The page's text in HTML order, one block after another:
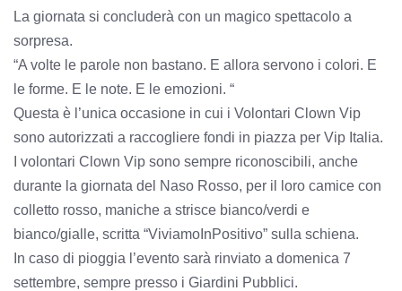
La giornata si concluderà con un magico spettacolo a
sorpresa.
“A volte le parole non bastano. E allora servono i colori. E
le forme. E le note. E le emozioni. “
Questa è l’unica occasione in cui i Volontari Clown Vip
sono autorizzati a raccogliere fondi in piazza per Vip Italia.
I volontari Clown Vip sono sempre riconoscibili, anche
durante la giornata del Naso Rosso, per il loro camice con
colletto rosso, maniche a strisce bianco/verdi e
bianco/gialle, scritta “ViviamoInPositivo” sulla schiena.
In caso di pioggia l’evento sarà rinviato a domenica 7
settembre, sempre presso i Giardini Pubblici.